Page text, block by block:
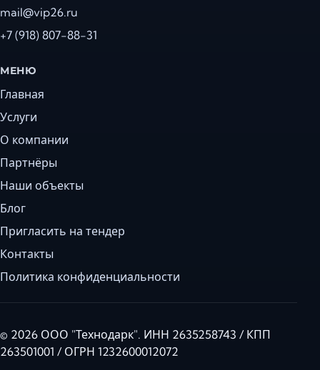
mail@vip26.ru
+7 (918) 807-88-31
МЕНЮ
Главная
Услуги
О компании
Партнёры
Наши объекты
Блог
Пригласить на тендер
Контакты
Политика конфиденциальности
© 2026 ООО "Технодарк". ИНН 2635258743 / КПП
263501001 / ОГРН 1232600012072